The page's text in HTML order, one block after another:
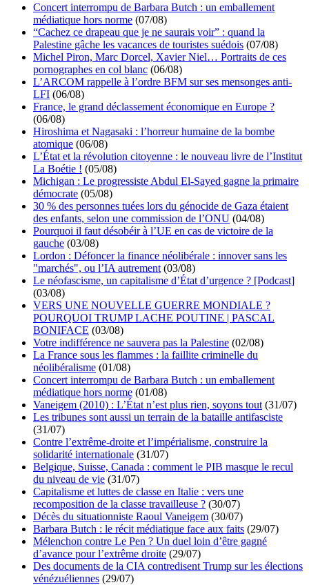
Concert interrompu de Barbara Butch : un emballement
médiatique hors norme (07/08)
“Cachez ce drapeau que je ne saurais voir” : quand la
Palestine gâche les vacances de touristes suédois (07/08)
Michel Piron, Marc Dorcel, Xavier Niel… Portraits de ces
pornographes en col blanc (06/08)
L’ARCOM rappelle à l’ordre BFM sur ses mensonges anti-
LFI (06/08)
France, le grand déclassement économique en Europe ?
(06/08)
Hiroshima et Nagasaki : l’horreur humaine de la bombe
atomique (06/08)
L’État et la révolution citoyenne : le nouveau livre de l’Institut
La Boétie ! (05/08)
Michigan : Le progressiste Abdul El-Sayed gagne la primaire
démocrate (05/08)
30 % des personnes tuées lors du génocide de Gaza étaient
des enfants, selon une commission de l’ONU (04/08)
Pourquoi il faut désobéir à l’UE en cas de victoire de la
gauche (03/08)
Lordon : Défoncer la finance néolibérale : innover sans les
"marchés", ou l’IA autrement (03/08)
Le néofascisme, un capitalisme d’État d’urgence ? [Podcast]
(03/08)
VERS UNE NOUVELLE GUERRE MONDIALE ?
POURQUOI TRUMP LACHE POUTINE | PASCAL
BONIFACE (03/08)
Votre indifférence ne sauvera pas la Palestine (02/08)
La France sous les flammes : la faillite criminelle du
néolibéralisme (01/08)
Concert interrompu de Barbara Butch : un emballement
médiatique hors norme (01/08)
Vaneigem (2010) : L’État n’est plus rien, soyons tout (31/07)
Les tribunes sont aussi un terrain de la bataille antifasciste
(31/07)
Contre l’extrême-droite et l’impérialisme, construire la
solidarité internationale (31/07)
Belgique, Suisse, Canada : comment le PIB masque le recul
du niveau de vie (31/07)
Capitalisme et luttes de classe en Italie : vers une
recomposition de la classe travailleuse ? (30/07)
Décès du situationniste Raoul Vaneigem (30/07)
Barbara Butch : le récit médiatique face aux faits (29/07)
Mélenchon contre Le Pen ? Un duel loin d’être gagné
d’avance pour l’extrême droite (29/07)
Des documents de la CIA contredisent Trump sur les élections
vénézuéliennes (29/07)